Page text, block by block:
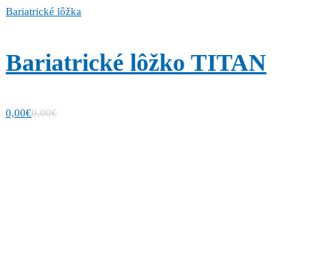
Bariatrické lôžka
Bariatrické lôžko TITAN
0,00€0,00€